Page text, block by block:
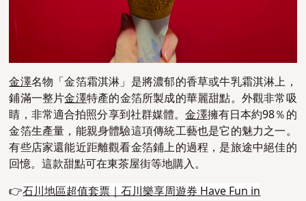
金澤名物「金箔霜淇淋」是將濃郁的香草或牛乳霜淇淋上，
鋪滿一整片金澤特產的金箔所製成的華麗甜點。外觀非常吸
睛，非常適合拍照分享到社群媒體。金澤擁有日本約98％的
金箔生產量，能親身體驗這項傳統工藝也是它的魅力之一。
有些店家還能近距離觀看金箔鋪上的過程，是旅途中絕佳的
回憶。這款甜點可在東茶屋街等地購入。
👉石川地區超值套票｜石川樂享周遊券 Have Fun in